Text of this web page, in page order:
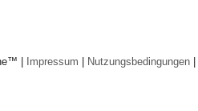
| Impressum | Nutzungsbedingungen|